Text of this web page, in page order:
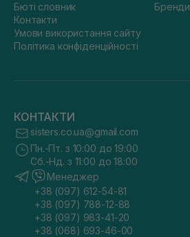
Бюті словник
Контакти
Умови використання сайту
Політика конфіденційності
Бренди
КОНТАКТИ
sisters.co.ua@gmail.com
Пн.-Пт. з 10:00 до 19:00
Сб.-Нд. з 11:00 до 18:00
Менеджер
+38 (097) 612-54-81
+38 (097) 788-12-88
+38 (097) 983-41-20
+38 (068) 693-46-00